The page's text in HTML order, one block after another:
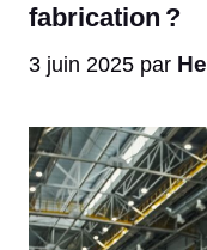
fabrication ?
3 juin 2025 par